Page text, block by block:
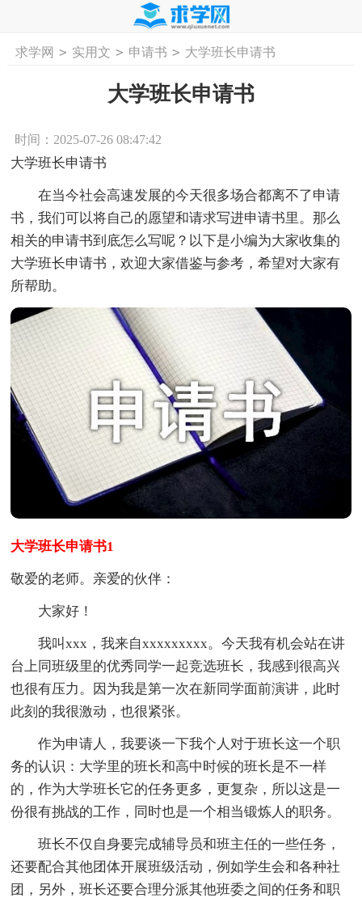
首页 工作计划 活动计划 学习计划
求学网 > 实用文 > 申请书 > 大学班长申请书
大学班长申请书
时间：2025-07-26 08:47:42
大学班长申请书
在当今社会高速发展的今天很多场合都离不了申请
书，我们可以将自己的愿望和请求写进申请书里。那么
相关的申请书到底怎么写呢？以下是小编为大家收集的
大学班长申请书，欢迎大家借鉴与参考，希望对大家有
所帮助。
大学班长申请书1
敬爱的老师。亲爱的伙伴：
大家好！
我叫xxx，我来自xxxxxxxxx。今天我有机会站在讲
台上同班级里的优秀同学一起竞选班长，我感到很高兴
也很有压力。因为我是第一次在新同学面前演讲，此时
此刻的我很激动，也很紧张。
作为申请人，我要谈一下我个人对于班长这一个职
务的认识：大学里的班长和高中时候的班长是不一样
的，作为大学班长它的任务更多，更复杂，所以这是一
份很有挑战的工作，同时也是一个相当锻炼人的职务。
班长不仅自身要完成辅导员和班主任的一些任务，
还要配合其他团体开展班级活动，例如学生会和各种社
团，另外，班长还要合理分派其他班委之间的任务和职